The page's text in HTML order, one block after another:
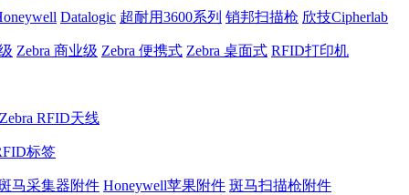
Datalogic 超耐用3600系列 销邦扫描枪 欣技Cipherlab
Zebra 商业级 Zebra 便携式 Zebra 桌面式 RFID打印机
Zebra RFID天线
标签
马采集器附件 Honeywell苹果附件 斑马扫描枪附件